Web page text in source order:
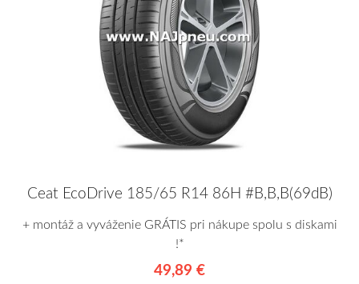
Ceat EcoDrive 185/65 R14 86H #B,B,B(69dB)
+ montáž a vyváženie GRÁTIS pri nákupe spolu s diskami
!*
49,89 €